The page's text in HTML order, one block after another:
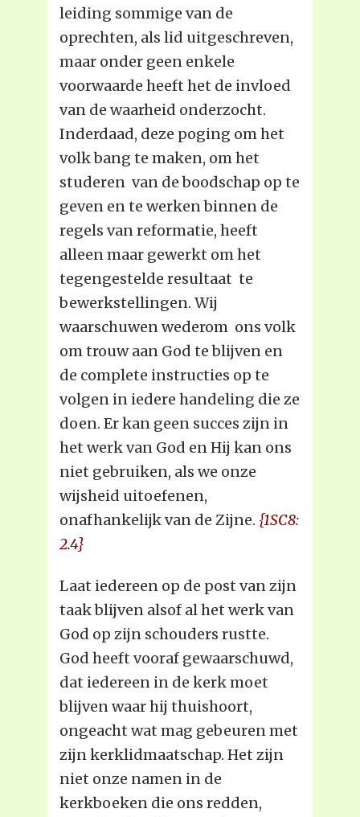
leiding sommige van de
oprechten, als lid uitgeschreven,
maar onder geen enkele
voorwaarde heeft het de invloed
van de waarheid onderzocht.
Inderdaad, deze poging om het
volk bang te maken, om het
studeren van de boodschap op te
geven en te werken binnen de
regels van reformatie, heeft
alleen maar gewerkt om het
tegengestelde resultaat te
bewerkstellingen. Wij
waarschuwen wederom ons volk
om trouw aan God te blijven en
de complete instructies op te
volgen in iedere handeling die ze
doen. Er kan geen succes zijn in
het werk van God en Hij kan ons
niet gebruiken, als we onze
wijsheid uitoefenen,
onafhankelijk van de Zijne. {1SC8:
2.4}
Laat iedereen op de post van zijn
taak blijven alsof al het werk van
God op zijn schouders rustte.
God heeft vooraf gewaarschuwd,
dat iedereen in de kerk moet
blijven waar hij thuishoort,
ongeacht wat mag gebeuren met
zijn kerklidmaatschap. Het zijn
niet onze namen in de
kerkboeken die ons redden,